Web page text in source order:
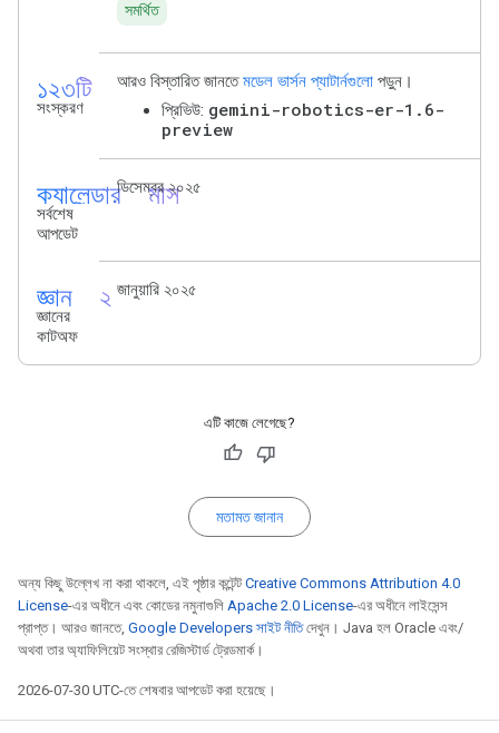
সমর্থিত
১২৩টি
সংস্করণ
আরও বিস্তারিত জানতেমডেল ভার্সন প্যাটার্নগুলো পড়ুন।
প্রিভিউ: gemini-robotics-er-1.6-
preview
ক্যালেন্ডার_মাস
সর্বশেষ
আপডেট
ডিসেম্বর ২০২৫
জ্ঞান_২
জ্ঞানের
কাটঅফ
জানুয়ারি ২০২৫
এটি কাজে লেগেছে?
মতামত জানান
অন্য কিছু উল্লেখ না করা থাকলে, এই পৃষ্ঠার কন্টেন্ট Creative Commons Attribution 4.0
License-এর অধীনে এবং কোডের নমুনাগুলি Apache 2.0 License-এর অধীনে লাইসেন্স
প্রাপ্ত। আরও জানতে, Google Developers সাইট নীতিদেখুন। Java হল Oracle এবং/
অথবা তার অ্যাফিলিয়েট সংস্থার রেজিস্টার্ড ট্রেডমার্ক।
2026-07-30 UTC-তে শেষবার আপডেট করা হয়েছে।